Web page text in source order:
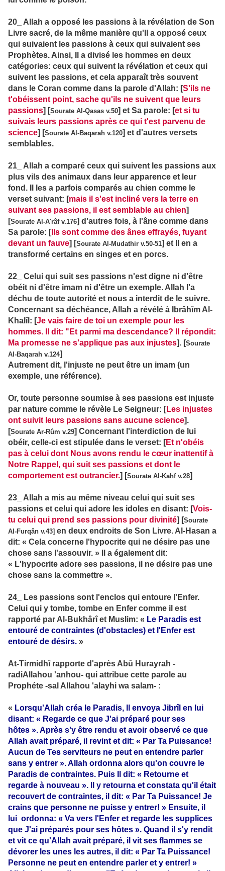
20_ Allah a opposé les passions à la révélation de Son
Livre sacré, de la même manière qu'Il a opposé ceux
qui suivaient les passions à ceux qui suivaient ses
Prophètes. Ainsi, Il a divisé les hommes en deux
catégories: ceux qui suivent la révélation et ceux qui
suivent les passions, et cela apparaît très souvent
dans le Coran comme dans la parole d'Allah: [S'ils ne
t'obéissent point, sache qu'ils ne suivent que leurs
passions] [Sourate Al-Qasas v.50] et Sa parole: [et si tu
suivais leurs passions après ce qui t'est parvenu de
science] [Sourate Al-Baqarah v.120] et d'autres versets
semblables.
21_ Allah a comparé ceux qui suivent les passions aux
plus vils des animaux dans leur apparence et leur
fond. Il les a parfois comparés au chien comme le
verset suivant: [mais il s'est incliné vers la terre en
suivant ses passions, il est semblable au chien]
[Sourate Al-A'râf v.176] d'autres fois, à l'âne comme dans
Sa parole: [Ils sont comme des ânes effrayés, fuyant
devant un fauve] [Sourate Al-Mudathir v.50-51] et Il en a
transformé certains en singes et en porcs.
22_ Celui qui suit ses passions n'est digne ni d'être
obéit ni d'être imam ni d'être un exemple. Allah l'a
déchu de toute autorité et nous a interdit de le suivre.
Concernant sa déchéance, Allah a révélé à Ibrâhîm Al-
Khalîl: [Je vais faire de toi un exemple pour les
hommes. Il dit: "Et parmi ma descendance? Il répondit:
Ma promesse ne s'applique pas aux injustes]. [Sourate
Al-Baqarah v.124]
Autrement dit, l'injuste ne peut être un imam (un
exemple, une référence).
Or, toute personne soumise à ses passions est injuste
par nature comme le révèle Le Seigneur: [Les injustes
ont suivit leurs passions sans aucune science].
[Sourate Ar-Rûm v.29] Concernant l'interdiction de lui
obéir, celle-ci est stipulée dans le verset: [Et n'obéis
pas à celui dont Nous avons rendu le cœur inattentif à
Notre Rappel, qui suit ses passions et dont le
comportement est outrancier.] [Sourate Al-Kahf v.28]
23_ Allah a mis au même niveau celui qui suit ses
passions et celui qui adore les idoles en disant: [Vois-
tu celui qui prend ses passions pour divinité] [Sourate
Al-Furqân v.43] en deux endroits de Son Livre. Al-Hasan a
dit: « Cela concerne l'hypocrite qui ne désire pas une
chose sans l'assouvir. » Il a également dit:
« L'hypocrite adore ses passions, il ne désire pas une
chose sans la commettre ».
24_ Les passions sont l'enclos qui entoure l'Enfer.
Celui qui y tombe, tombe en Enfer comme il est
rapporté par Al-Bukhârî et Muslim: « Le Paradis est
entouré de contraintes (d'obstacles) et l'Enfer est
entouré de désirs. »
At-Tirmidhî rapporte d'après Abû Hurayrah -
radiAllahou 'anhou- qui attribue cette parole au
Prophéte -sal Allahou 'alayhi wa salam- :
« Lorsqu'Allah créa le Paradis, Il envoya Jibrîl en lui
disant: « Regarde ce que J'ai préparé pour ses
hôtes ». Après s'y être rendu et avoir observé ce que
Allah avait préparé, il revint et dit: « Par Ta Puissance!
Aucun de Tes serviteurs ne peut en entendre parler
sans y entrer ». Allah ordonna alors qu'on couvre le
Paradis de contraintes. Puis Il dit: « Retourne et
regarde à nouveau ». Il y retourna et constata qu'il était
recouvert de contraintes, il dit: « Par Ta Puissance! Je
crains que personne ne puisse y entrer! » Ensuite, il
lui ordonna: « Va vers l'Enfer et regarde les supplices
que J'ai préparés pour ses hôtes ». Quand il s'y rendit
et vit ce qu'Allah avait préparé, il vit ses flammes se
dévorer les unes les autres, il dit: « Par Ta Puissance!
Personne ne peut en entendre parler et y entrer! »